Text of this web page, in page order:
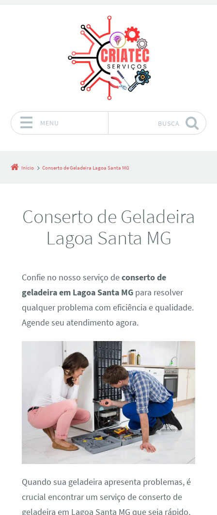
MENU BUSCA
Início Conserto de Geladeira Lagoa Santa MG
Conserto de Geladeira
Lagoa Santa MG
Confie no nosso serviço deconserto de
geladeira em Lagoa Santa MGpara resolver
qualquer problema com eficiência e qualidade.
Agende seu atendimento agora.
Quando sua geladeira apresenta problemas, é
crucial encontrar um serviço de conserto de
geladeira em Lagoa Santa MG que seja rápido,